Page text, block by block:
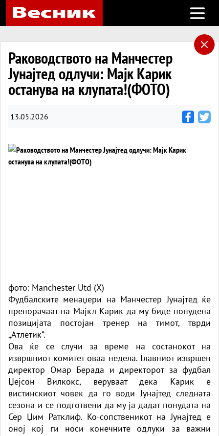
Open
Раководството на Манчестер
Јунајтед одлучи: Мајк Карик
останува на клупата!(ФОТО)
13.05.2026
фото: Manchester Utd (X)
Фудбалските менаџери на Манчестер Јунајтед ќе
препорачаат на Мајкл Карик да му биде понудена
позицијата постојан тренер на тимот, тврди
„Атлетик“.
Ова ќе се случи за време на состанокот на
извршниот комитет оваа недела. Главниот извршен
директор Омар Берада и директорот за фудбал
Џејсон Вилкокс, веруваат дека Карик е
вистинскиот човек да го води Јунајтед следната
сезона и се подготвени да му ја дадат понудата на
Сер Џим Ратклиф. Ко-сопственикот на Јунајтед е
оној кој ги носи конечните одлуки за важни